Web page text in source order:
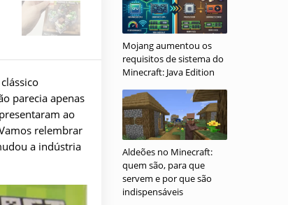
parecia apenas
ao
relembrar
a indústria
Mojang aumentou os
requisitos de sistema do
Minecraft: Java Edition
Aldeões no Minecraft:
quem são, para que
servem e por que são
indispensáveis